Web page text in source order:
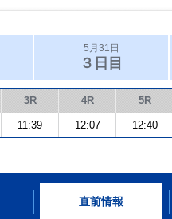
5月31日
３日目
3R 4R 5R
11:39 12:07 12:40
直前情報